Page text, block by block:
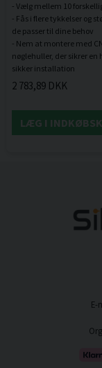
- Vælg mellem 10
- Fås i flere tykkelser og
de passer til dine behov
- Nem at montere med
nøglehuller, der sikrer en
2 783,89 DKK
LÆG I
E-